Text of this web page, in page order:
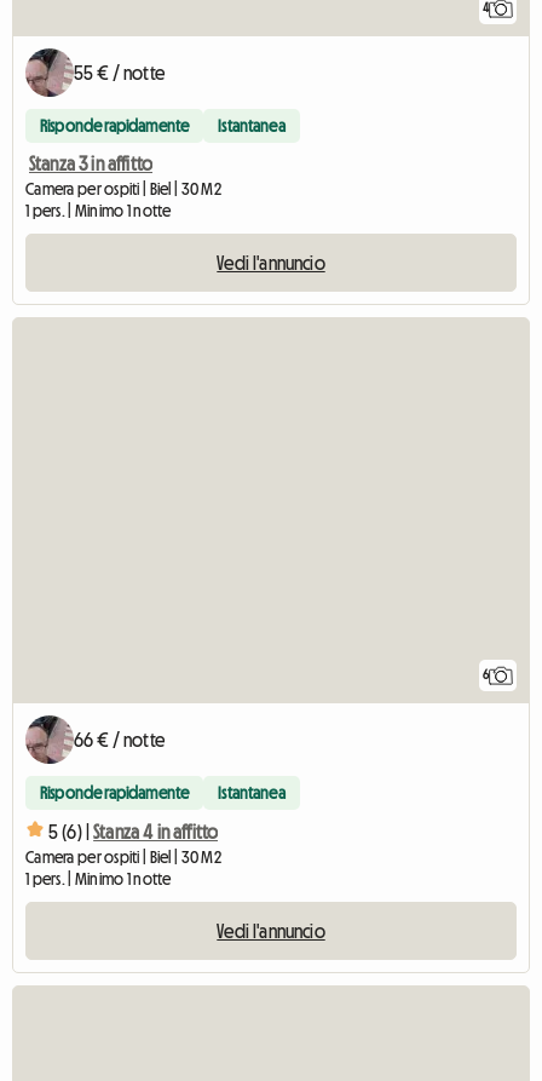
4
55 € / notte
Risponde rapidamente Istantanea
Stanza 3 in affitto
Camera per ospiti | Biel | 30 M2
1 pers. | Minimo 1 notte
Vedi l'annuncio
6
66 € / notte
Risponde rapidamente Istantanea
5 (6) | Stanza 4 in affitto
Camera per ospiti | Biel | 30 M2
1 pers. | Minimo 1 notte
Vedi l'annuncio